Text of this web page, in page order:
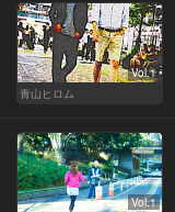
Vol.1
青山ヒロム
Vol.1